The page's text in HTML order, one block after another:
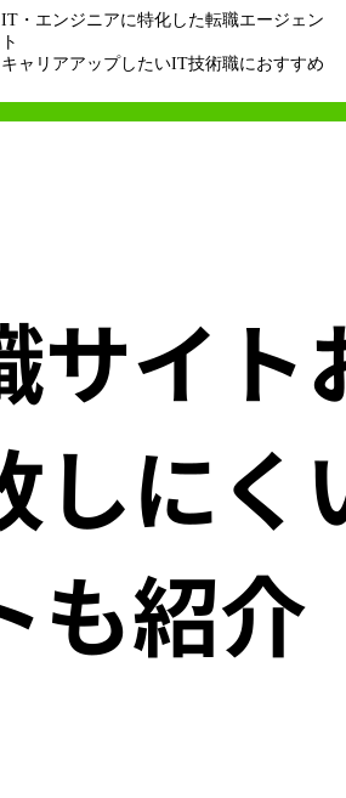
IT・エンジニアに特化した転職エージェン
ト
キャリアアップしたいIT技術職におすすめ